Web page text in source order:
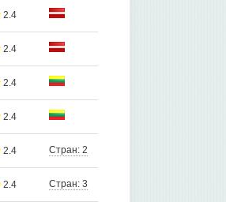
2.4
2.4
2.4
2.4
2.4 Стран: 2
2.4 Стран: 3